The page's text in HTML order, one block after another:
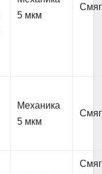
5 мкм
Механика
5 мкм